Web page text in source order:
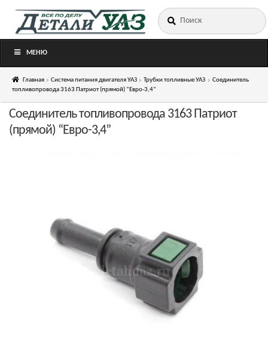
Перейти
Перейти
Искать:
МЕНЮ
Главная Система питания двигателя УАЗ Трубки топливные УАЗ
Соединитель
топливопровода 3163 Патриот (прямой) “Евро-3,4”
Соединитель топливопровода 3163 Патриот
(прямой) “Евро-3,4”